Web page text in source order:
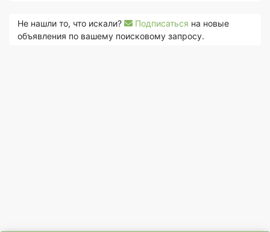
Не нашли то, что искали? Подписаться на новые
объявления по вашему поисковому запросу.